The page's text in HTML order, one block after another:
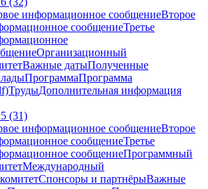
информационное сообщениеВторое
сообщениеТретье
Организационный
Важные датыПолученные
ПрограммаПрограмма
ТрудыДополнительная информация
(31)
информационное сообщениеВторое
сообщениеТретье
сообщениеПрограммный
Международный
Спонсоры и партнёрыВажные